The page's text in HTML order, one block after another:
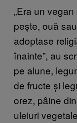
„Era un
pește, ouă
adoptase
înainte”, au
pe alune,
de fructe și
orez, pâine
uleiuri